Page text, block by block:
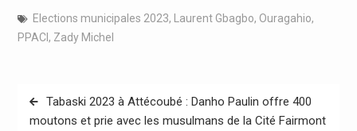
Elections municipales 2023, Laurent Gbagbo, Ouragahio,
PPACI , Zady Michel
Navigation
de
Tabaski 2023 à Attécoubé : Danho Paulin offre 400
moutons et prie avec les musulmans de la Cité Fairmont